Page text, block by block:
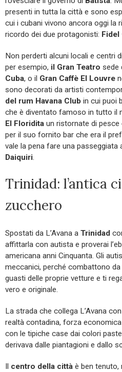
presenti in tutta la città e sono
cui i cubani vivono ancora oggi la
ricordo dei due protagonisti:
Non perderti alcuni locali e centri
per esempio, il Gran Teatro sede
Cuba, o il Gran Caffè El Louvre
sono decorati da artisti
del rum Havana Club in cui puoi
che è diventato famoso in tutto il
El Floridita un ristornate di
per il suo fornito bar che era il
vale la pena fare una passeggiata
Daiquiri.
Trinidad: l’antica
zucchero
Spostati da L’Avana a Trinidad
affittarla con autista e proverai
americana anni Cinquanta. Gli
meccanici, perché combattono
guasti delle proprie vetture e ti
vero e originale.
La strada che collega L’Avana
realtà contadina, forza economica
con le tipiche case dai colori
derivava dalle piantagioni e dallo
centro della città è ben tenuto,